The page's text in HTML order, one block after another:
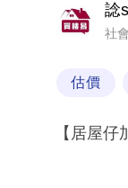
諗
社
估價
【居屋仔